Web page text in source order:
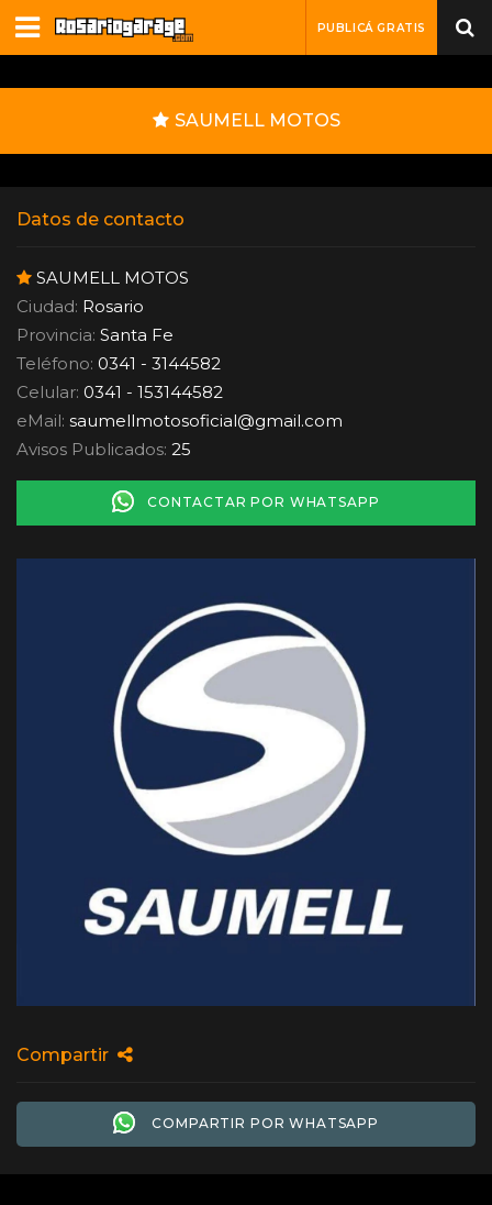
PUBLICÁ GRATIS
SAUMELL MOTOS
Datos de contacto
SAUMELL MOTOS
Ciudad: Rosario
Provincia: Santa Fe
Teléfono: 0341 - 3144582
Celular: 0341 - 153144582
eMail: saumellmotosoficial@gmail.com
Avisos Publicados: 25
CONTACTAR POR WHATSAPP
Compartir
COMPARTIR POR WHATSAPP